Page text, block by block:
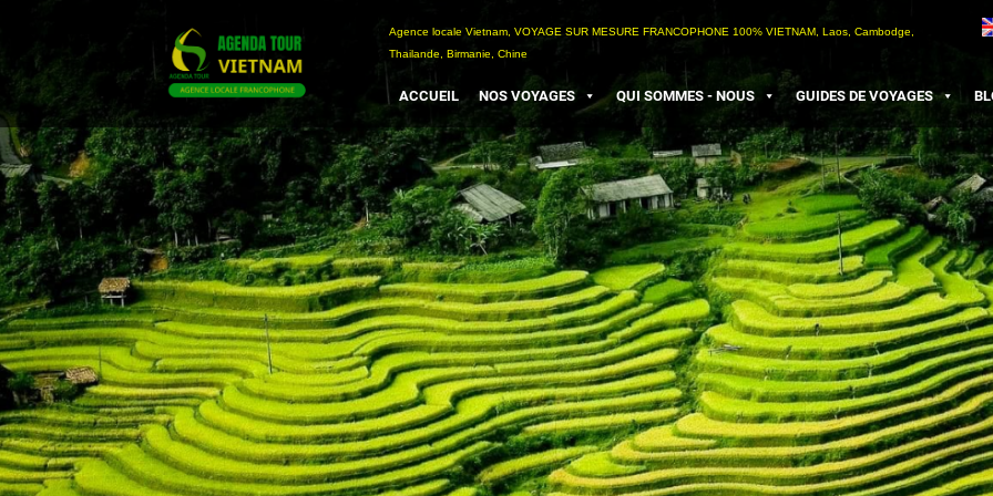
contenu
Agence locale Vietnam, VOYAGE SUR MESURE FRANCOPHONE 100% VIETNAM, Laos, Cambodge,
Thailande, Birmanie, Chine
ACCUEIL NOS VOYAGES QUI SOMMES - NOUS GUIDES DE VOYAGES